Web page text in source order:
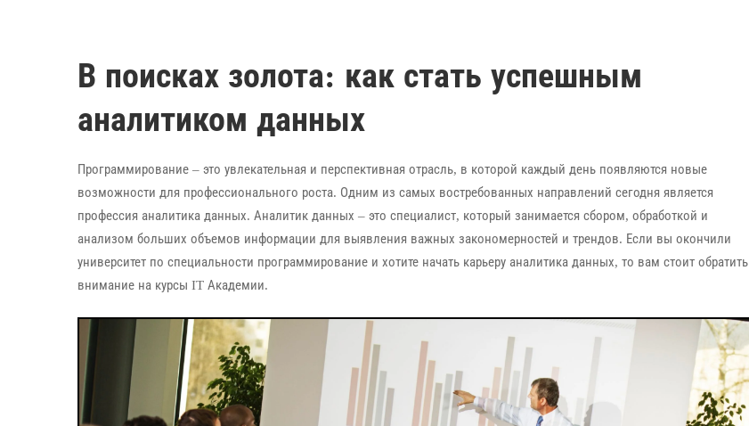
В поисках золота: как стать успешным
аналитиком данных
Программирование – это увлекательная и перспективная отрасль, в которой каждый день появляются новые
возможности для профессионального роста. Одним из самых востребованных направлений сегодня является
профессия аналитика данных. Аналитик данных – это специалист, который занимается сбором, обработкой и
анализом больших объемов информации для выявления важных закономерностей и трендов. Если вы окончили
университет по специальности программирование и хотите начать карьеру аналитика данных, то вам стоит обратить
внимание на курсы IT Академии.